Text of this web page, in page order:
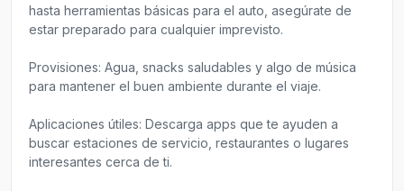
hasta herramientas básicas para el auto, asegúrate de
estar preparado para cualquier imprevisto.
Provisiones: Agua, snacks saludables y algo de música
para mantener el buen ambiente durante el viaje.
Aplicaciones útiles: Descarga apps que te ayuden a
buscar estaciones de servicio, restaurantes o lugares
interesantes cerca de ti.